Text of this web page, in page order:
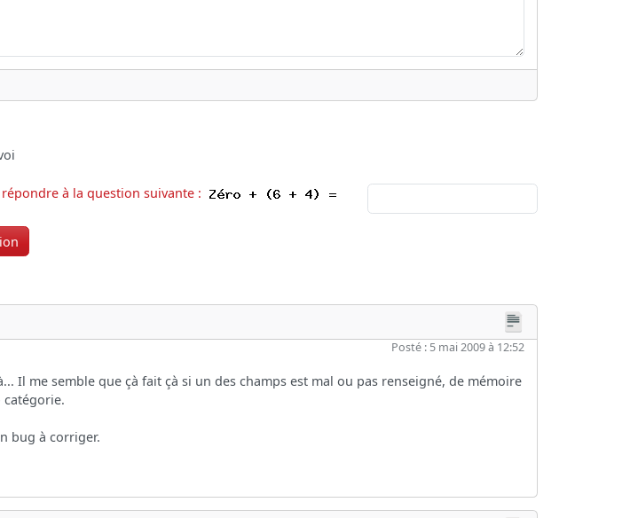
à la question suivante :
Posté : 5 mai 2009 à 12:52
Il me semble que çà fait çà si un des champs est mal ou pas renseigné, de mémoire
catégorie.
bug à corriger.